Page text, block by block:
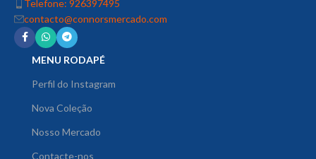
Telefone: 926397495
contacto@connorsmercado.com
MENU RODAPÉ
Perfil do Instagram
Nova Coleção
Nosso Mercado
Contacte-nos